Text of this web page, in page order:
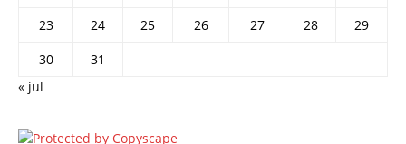
23
24 25 26 27 28
29
30
31
« jul